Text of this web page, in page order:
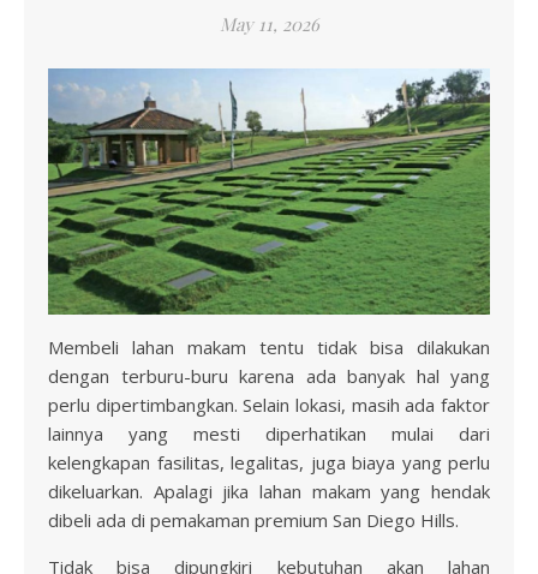
May 11, 2026
Membeli lahan makam tentu tidak bisa dilakukan
dengan terburu-buru karena ada banyak hal yang
perlu dipertimbangkan. Selain lokasi, masih ada faktor
lainnya yang mesti diperhatikan mulai dari
kelengkapan fasilitas, legalitas, juga biaya yang perlu
dikeluarkan. Apalagi jika lahan makam yang hendak
dibeli ada di pemakaman premium San Diego Hills.
Tidak bisa dipungkiri kebutuhan akan lahan